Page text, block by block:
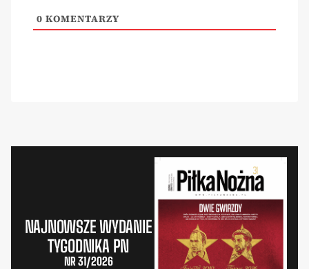
0 KOMENTARZY
NAJNOWSZE WYDANIE
TYGODNIKA PN
NR 31/2026